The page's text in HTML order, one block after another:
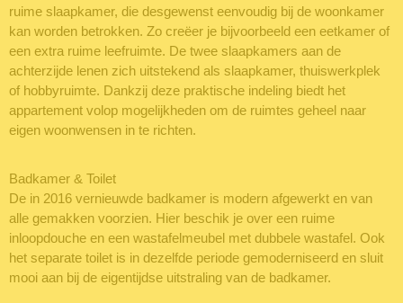
ruime slaapkamer, die desgewenst eenvoudig bij de woonkamer
kan worden betrokken. Zo creëer je bijvoorbeeld een eetkamer of
een extra ruime leefruimte. De twee slaapkamers aan de
achterzijde lenen zich uitstekend als slaapkamer, thuiswerkplek
of hobbyruimte. Dankzij deze praktische indeling biedt het
appartement volop mogelijkheden om de ruimtes geheel naar
eigen woonwensen in te richten.
Badkamer & Toilet
De in 2016 vernieuwde badkamer is modern afgewerkt en van
alle gemakken voorzien. Hier beschik je over een ruime
inloopdouche en een wastafelmeubel met dubbele wastafel. Ook
het separate toilet is in dezelfde periode gemoderniseerd en sluit
mooi aan bij de eigentijdse uitstraling van de badkamer.